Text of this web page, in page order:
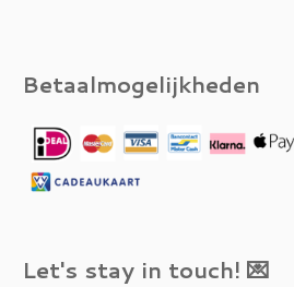
Betaalmogelijkheden
Let's stay in touch! 💌